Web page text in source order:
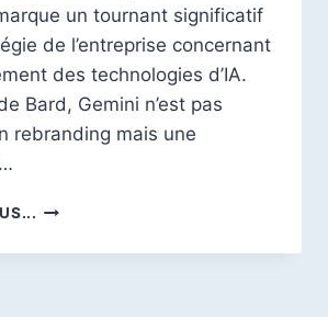
un tournant significatif
de l’entreprise concernant
des technologies d’IA.
Bard, Gemini n’est pas
rebranding mais une
DE
À